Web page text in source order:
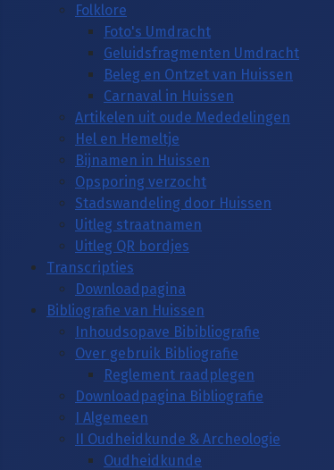
Folklore
Foto's Umdracht
Geluidsfragmenten Umdracht
Beleg en Ontzet van Huissen
Carnaval in Huissen
Artikelen uit oude Mededelingen
Hel en Hemeltje
Bijnamen in Huissen
Opsporing verzocht
Stadswandeling door Huissen
Uitleg straatnamen
Uitleg QR bordjes
Transcripties
Downloadpagina
Bibliografie van Huissen
Inhoudsopave Bibibliografie
Over gebruik Bibliografie
Reglement raadplegen
Downloadpagina Bibliografie
I Algemeen
II Oudheidkunde & Archeologie
Oudheidkunde